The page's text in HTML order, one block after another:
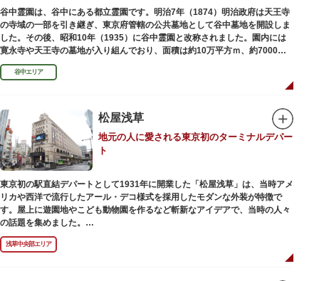
でも気軽に楽しめるプログラムも用意されています。
谷中霊園は、谷中にある都立霊園です。明治7年（1874）明治政府は天王寺
の寺域の一部を引き継ぎ、東京府管轄の公共墓地として谷中墓地を開設しま
した。その後、昭和10年（1935）に谷中霊園と改称されました。園内には
寛永寺や天王寺の墓地が入り組んでおり、面積は約10万平方ｍ、約7000基
の墓が並んでいます。園内を通る「さくら通り」は桜の名所となっていま
す。谷中エリア
松屋浅草
地元の人に愛される東京初のターミナルデパー
ト
東京初の駅直結デパートとして1931年に開業した「松屋浅草」は、当時アメ
リカや西洋で流行したアール・デコ様式を採用したモダンな外装が特徴で
す。屋上に遊園地やこども動物園を作るなど斬新なアイデアで、当時の人々
の話題を集めました。
現在は、B1階から地上3階までが松屋浅草の売り場。2012年のリニューアル
で建設当時のシンボル・大時計も復活し、昭和の面影を残す百貨店は今でも
人々に親しまれています。地上1階は 浅草らしい下町銘菓をはじめ、全国か
浅草中央部エリア